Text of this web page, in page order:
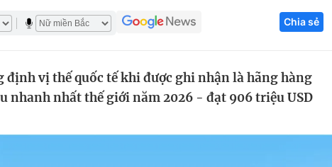
Tuyển sinh
Hitech Công
Thị trường
Chia sẻ
vị thế quốc tế khi được ghi nhận là hãng hàng
nhanh nhất thế giới năm 2026 - đạt 906 triệu USD